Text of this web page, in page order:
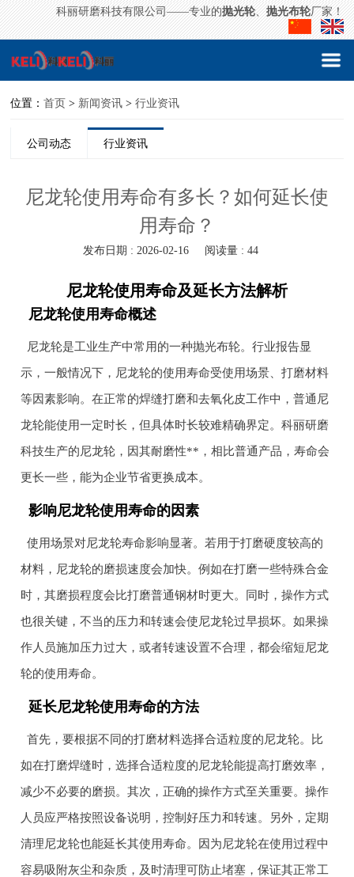
科丽研磨科技有限公司——专业的抛光轮、抛光布轮厂家！
位置：首页 > 新闻资讯 >行业资讯
公司动态 行业资讯
尼龙轮使用寿命有多长？如何延长使
用寿命？
发布日期 : 2026-02-16 阅读量 : 44
尼龙轮使用寿命及延长方法解析
尼龙轮使用寿命概述
尼龙轮是工业生产中常用的一种抛光布轮。行业报告显
示，一般情况下，尼龙轮的使用寿命受使用场景、打磨材料
等因素影响。在正常的焊缝打磨和去氧化皮工作中，普通尼
龙轮能使用一定时长，但具体时长较难精确界定。科丽研磨
科技生产的尼龙轮，因其耐磨性**，相比普通产品，寿命会
更长一些，能为企业节省更换成本。
影响尼龙轮使用寿命的因素
使用场景对尼龙轮寿命影响显著。若用于打磨硬度较高的
材料，尼龙轮的磨损速度会加快。例如在打磨一些特殊合金
时，其磨损程度会比打磨普通钢材时更大。同时，操作方式
也很关键，不当的压力和转速会使尼龙轮过早损坏。如果操
作人员施加压力过大，或者转速设置不合理，都会缩短尼龙
轮的使用寿命。
延长尼龙轮使用寿命的方法
首先，要根据不同的打磨材料选择合适粒度的尼龙轮。比
如在打磨焊缝时，选择合适粒度的尼龙轮能提高打磨效率，
减少不必要的磨损。其次，正确的操作方式至关重要。操作
人员应严格按照设备说明，控制好压力和转速。另外，定期
清理尼龙轮也能延长其使用寿命。因为尼龙轮在使用过程中
容易吸附灰尘和杂质，及时清理可防止堵塞，保证其正常工